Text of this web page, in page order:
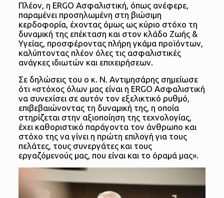
Πλέον, η ERGO Ασφαλιστική, όπως ανέφερε,
παραμένει προσηλωμένη στη βιώσιμη
κερδοφορία, έχοντας όμως ως κύριο στόχο τη
δυναμική της επέκταση και στον κλάδο Ζωής &
Υγείας, προσφέροντας πλήρη γκάμα προϊόντων,
καλύπτοντας πλέον όλες τις ασφαλιστικές
ανάγκες ιδιωτών και επιχειρήσεων.
Σε δηλώσεις του ο κ. Ν. Αντιμησάρης σημείωσε
ότι «στόχος όλων μας είναι η ERGO Ασφαλιστική
να συνεχίσει σε αυτόν τον εξελικτικό ρυθμό,
επιβεβαιώνοντας τη δυναμική της, η οποία
στηρίζεται στην αξιοποίηση της τεχνολογίας,
έχει καθοριστικό παράγοντα τον άνθρωπο και
στόχο της να γίνει η πρώτη επιλογή για τους
πελάτες, τους συνεργάτες και τους
εργαζόμενούς μας, που είναι και το όραμά μας».